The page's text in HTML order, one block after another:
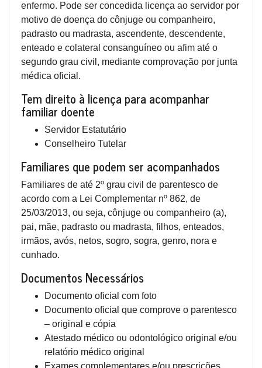
enfermo. Pode ser concedida licença ao servidor por
motivo de doença do cônjuge ou companheiro,
padrasto ou madrasta, ascendente, descendente,
enteado e colateral consanguíneo ou afim até o
segundo grau civil, mediante comprovação por junta
médica oficial.
Tem direito à licença para acompanhar
familiar doente
Servidor Estatutário
Conselheiro Tutelar
Familiares que podem ser acompanhados
Familiares de até 2º grau civil de parentesco de
acordo com a Lei Complementar nº 862, de
25/03/2013, ou seja, cônjuge ou companheiro (a),
pai, mãe, padrasto ou madrasta, filhos, enteados,
irmãos, avós, netos, sogro, sogra, genro, nora e
cunhado.
Documentos Necessários
Documento oficial com foto
Documento oficial que comprove o parentesco
– original e cópia
Atestado médico ou odontológico original e/ou
relatório médico original
Exames complementares e/ou prescrições